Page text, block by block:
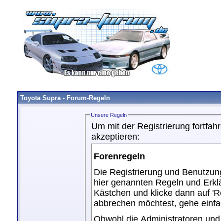
Toyota Supra - Forum-Regeln
Unsere Regeln
Um mit der Registrierung
akzeptieren:
Forenregeln
Die Registrierung und
hier genannten Regeln und
Kästchen und klicke dann auf
abbrechen möchtest, gehe
Obwohl die Administratoren